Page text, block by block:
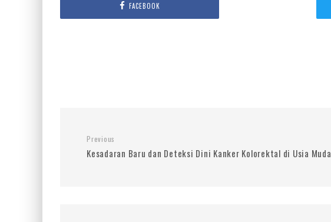
FACEBOOK
Previous
Kesadaran Baru dan Deteksi Dini Kanker Kolorektal di Usia Muda